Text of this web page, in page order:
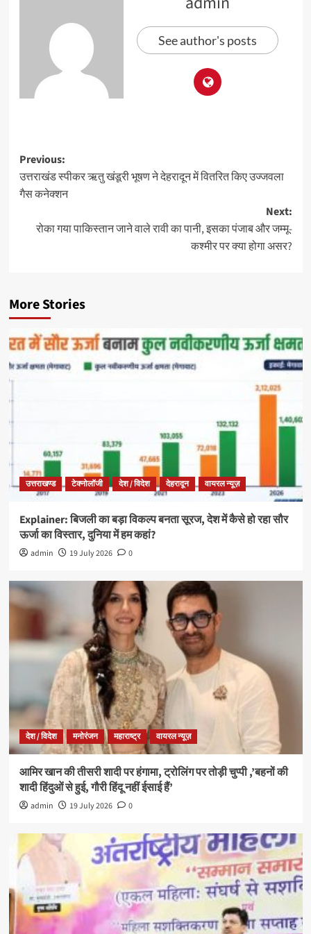
See author's posts
Previous:
उत्तराखंड स्पीकर ऋतु खंडूरी भूषण ने देहरादून में वितरित किए उज्जवला
गैस कनेक्शन
Next:
रोका गया पाकिस्तान जाने वाले रावी का पानी, इसका पंजाब और जम्मू-
कश्मीर पर क्या होगा असर?
More Stories
उत्तराखण्ड टेक्नोलॉजी देश / विदेश देहरादून वायरल न्यूज़
Explainer: बिजली का बड़ा विकल्प बनता सूरज, देश में कैसे हो रहा सौर
ऊर्जा का विस्तार, दुनिया में हम कहां?
admin 19 July 2026 0
देश / विदेश मनोरंजन महाराष्ट्र वायरल न्यूज़
आमिर खान की तीसरी शादी पर हंगामा, ट्रोलिंग पर तोड़ी चुप्पी ,’बहनों की
शादी हिंदुओं से हुई, गौरी हिंदू नहीं ईसाई हैं’
admin 19 July 2026 0